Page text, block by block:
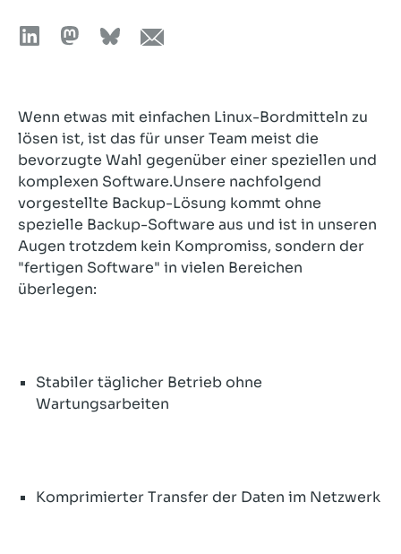
Wenn etwas mit einfachen Linux-Bordmitteln zu
lösen ist, ist das für unser Team meist die
bevorzugte Wahl gegenüber einer speziellen und
komplexen Software.Unsere nachfolgend
vorgestellte Backup-Lösung kommt ohne
spezielle Backup-Software aus und ist in unseren
Augen trotzdem kein Kompromiss, sondern der
"fertigen Software" in vielen Bereichen
überlegen:
Stabiler täglicher Betrieb ohne
Wartungsarbeiten
Komprimierter Transfer der Daten im Netzwerk